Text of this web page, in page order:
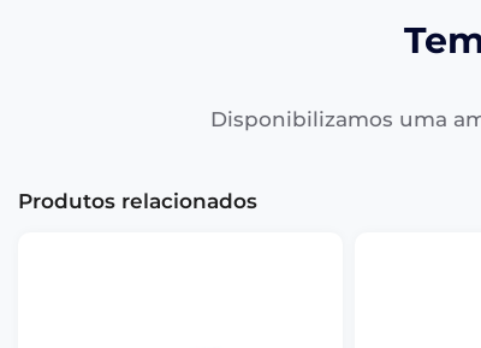
Disponibilizamos uma
Produtos relacionados